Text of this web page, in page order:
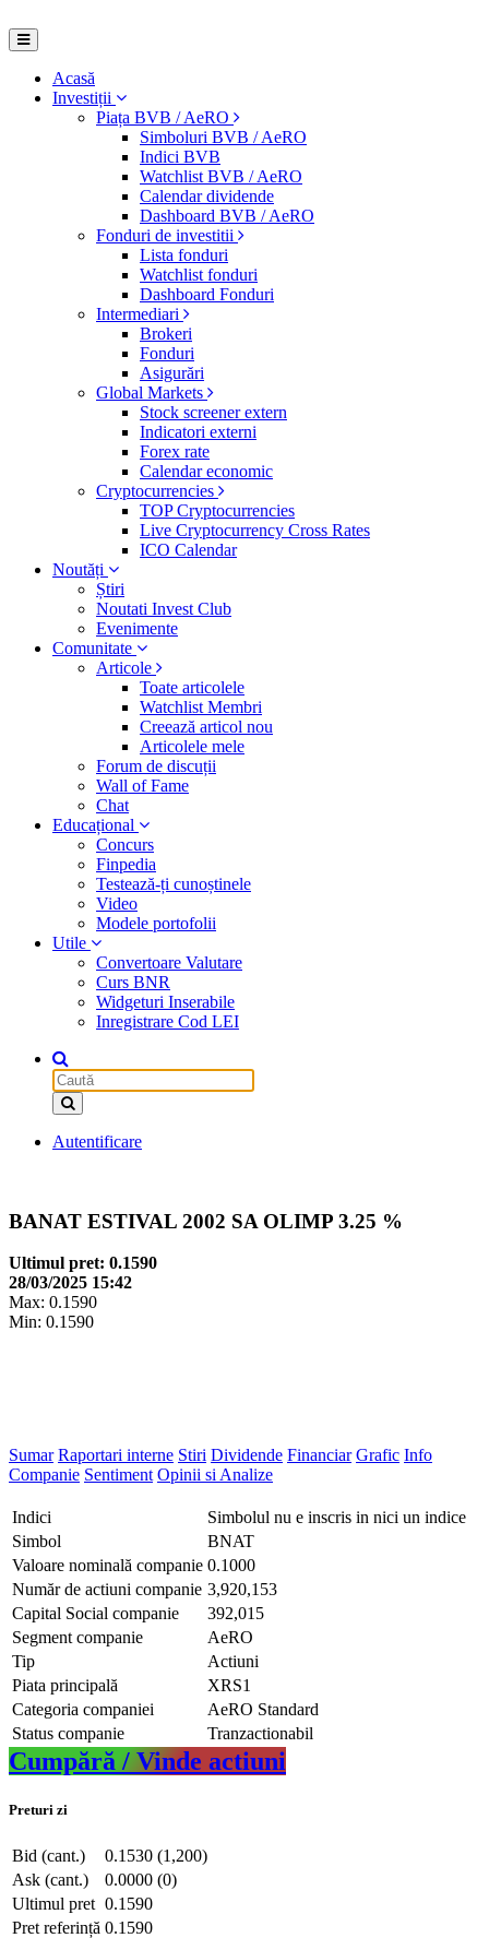
Acasă
Investiții
Piața BVB / AeRO
Simboluri BVB / AeRO
Indici BVB
Watchlist BVB / AeRO
Calendar dividende
Dashboard BVB / AeRO
Fonduri de investitii
Lista fonduri
Watchlist fonduri
Dashboard Fonduri
Intermediari
Brokeri
Fonduri
Asigurări
Global Markets
Stock screener extern
Indicatori externi
Forex rate
Calendar economic
Cryptocurrencies
TOP Cryptocurrencies
Live Cryptocurrency Cross Rates
ICO Calendar
Noutăți
Știri
Noutati Invest Club
Evenimente
Comunitate
Articole
Toate articolele
Watchlist Membri
Creează articol nou
Articolele mele
Forum de discuții
Wall of Fame
Chat
Educațional
Concurs
Finpedia
Testează-ți cunoștinele
Video
Modele portofolii
Utile
Convertoare Valutare
Curs BNR
Widgeturi Inserabile
Inregistrare Cod LEI
Autentificare
BANAT ESTIVAL 2002 SA OLIMP 3.25 %
Ultimul pret: 0.1590
28/03/2025 15:42
Max: 0.1590
Min: 0.1590
Sumar Raportari interne Stiri Dividende Financiar Grafic Info
Companie Sentiment Opinii si Analize
Indici
Simbolul nu e inscris in nici un indice
Simbol
BNAT
Valoare nominală companie 0.1000
Număr de actiuni companie 3,920,153
Capital Social companie
392,015
Segment companie
AeRO
Tip
Actiuni
Piata principală
XRS1
Categoria companiei
AeRO Standard
Status companie
Tranzactionabil
Cumpără / Vinde actiuni
Preturi zi
Bid (cant.)
0.1530 (1,200)
Ask (cant.)
0.0000 (0)
Ultimul pret 0.1590
Pret referință 0.1590